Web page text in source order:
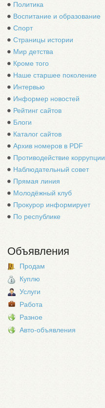
Политика
Воспитание и образование
Спорт
Страницы истории
Мир детства
Кроме того
Наше старшее поколение
Интервью
Информер новостей
Рейтинг сайтов
Блоги
Каталог сайтов
Архив номеров в PDF
Противодействие коррупции
Наблюдательный совет
Прямая линия
Молодёжный клуб
Прокурор информирует
По республике
Объявления
Продам
Куплю
Услуги
Работа
Разное
Авто-объявления